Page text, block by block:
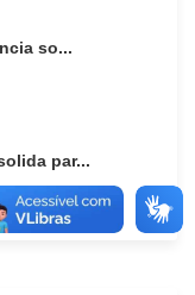
so...
par...